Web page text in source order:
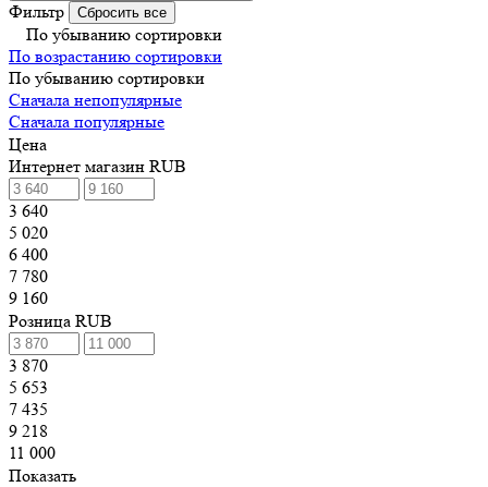
Фильтр Сбросить все
По убыванию сортировки
По возрастанию сортировки
По убыванию сортировки
Сначала непопулярные
Сначала популярные
Цена
Интернет магазин RUB
3 640
5 020
6 400
7 780
9 160
Розница RUB
3 870
5 653
7 435
9 218
11 000
Показать